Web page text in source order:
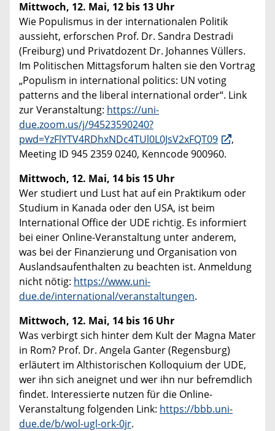
Mittwoch, 12. Mai, 12 bis 13 Uhr
Wie Populismus in der internationalen Politik
aussieht, erforschen Prof. Dr. Sandra Destradi
(Freiburg) und Privatdozent Dr. Johannes Vüllers.
Im Politischen Mittagsforum halten sie den Vortrag
„Populism in international politics: UN voting
patterns and the liberal international order“. Link
zur Veranstaltung: https://uni-
due.zoom.us/j/94523590240?
pwd=YzFlYTV4RDhxNDc4TUl0L0JsV2xFQT09
,
Meeting ID 945 2359 0240, Kenncode 900960.
Mittwoch, 12. Mai, 14 bis 15 Uhr
Wer studiert und Lust hat auf ein Praktikum oder
Studium in Kanada oder den USA, ist beim
International Office der UDE richtig. Es informiert
bei einer Online-Veranstaltung unter anderem,
was bei der Finanzierung und Organisation von
Auslandsaufenthalten zu beachten ist. Anmeldung
nicht nötig: https://www.uni-
due.de/international/veranstaltungen.
Mittwoch, 12. Mai, 14 bis 16 Uhr
Was verbirgt sich hinter dem Kult der Magna Mater
in Rom? Prof. Dr. Angela Ganter (Regensburg)
erläutert im Althistorischen Kolloquium der UDE,
wer ihn sich aneignet und wer ihn nur befremdlich
findet. Interessierte nutzen für die Online-
Veranstaltung folgenden Link: https://bbb.uni-
due.de/b/wol-ugl-ork-0jr.